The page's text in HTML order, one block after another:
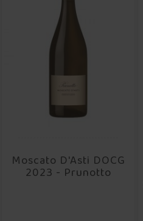
Moscato D'Asti DOCG
2023 - Prunotto